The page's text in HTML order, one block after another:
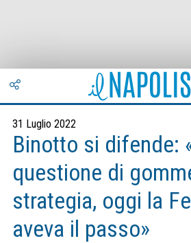
31 Luglio 2022
Binotto si difende:
questione di
strategia, oggi la
aveva il passo»